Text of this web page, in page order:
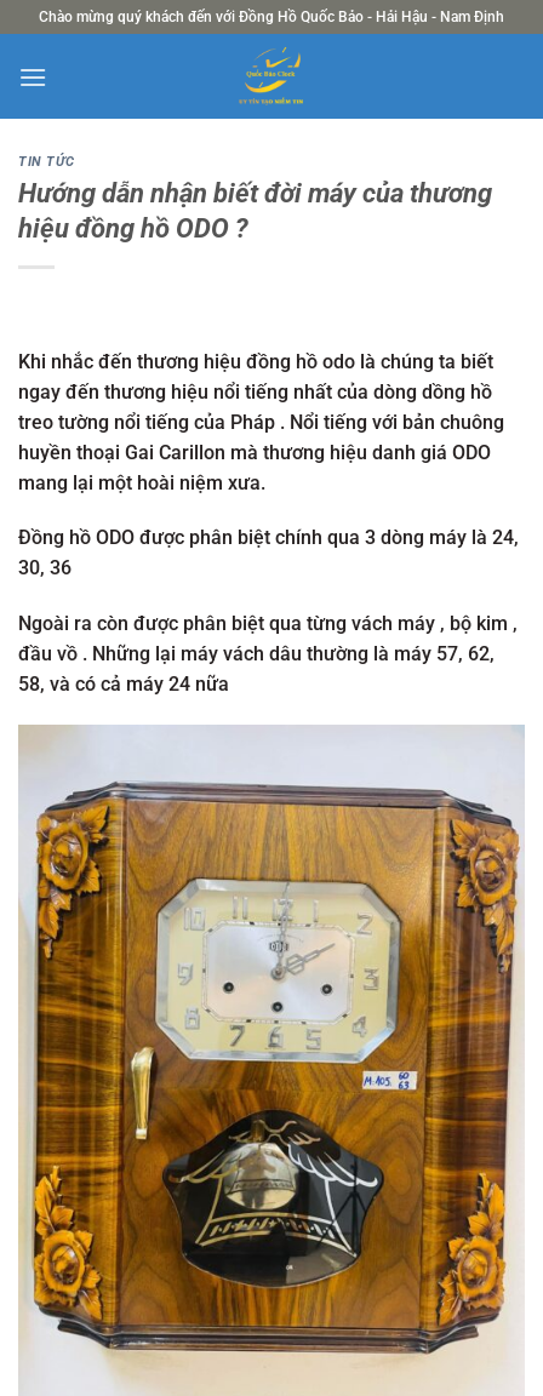
Chuyển
nội
Chào mừng quý khách đến với Đồng Hồ Quốc Bảo - Hải Hậu - Nam Định
TIN TỨC
Hướng dẫn nhận biết đời máy của thương
hiệu đồng hồ ODO ?
Khi nhắc đến thương hiệu đồng hồ odo là chúng ta biết
ngay đến thương hiệu nổi tiếng nhất của dòng dồng hồ
treo tường nổi tiếng của Pháp . Nổi tiếng với bản chuông
huyền thoại Gai Carillon mà thương hiệu danh giá ODO
mang lại một hoài niệm xưa.
Đồng hồ ODO được phân biệt chính qua 3 dòng máy là 24,
30, 36
Ngoài ra còn được phân biệt qua từng vách máy , bộ kim ,
đầu vồ . Những lại máy vách dâu thường là máy 57, 62,
58, và có cả máy 24 nữa